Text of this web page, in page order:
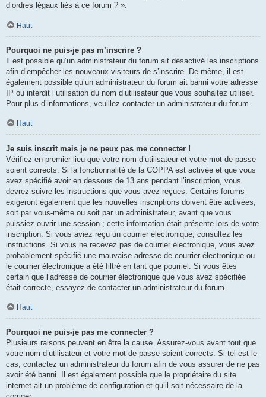
d’ordres légaux liés à ce forum ? ».
Haut
Pourquoi ne puis-je pas m’inscrire ?
Il est possible qu’un administrateur du forum ait désactivé les inscriptions
afin d’empêcher les nouveaux visiteurs de s’inscrire. De même, il est
également possible qu’un administrateur du forum ait banni votre adresse
IP ou interdit l’utilisation du nom d’utilisateur que vous souhaitez utiliser.
Pour plus d’informations, veuillez contacter un administrateur du forum.
Haut
Je suis inscrit mais je ne peux pas me connecter !
Vérifiez en premier lieu que votre nom d’utilisateur et votre mot de passe
soient corrects. Si la fonctionnalité de la COPPA est activée et que vous
avez spécifié avoir en dessous de 13 ans pendant l’inscription, vous
devrez suivre les instructions que vous avez reçues. Certains forums
exigeront également que les nouvelles inscriptions doivent être activées,
soit par vous-même ou soit par un administrateur, avant que vous
puissiez ouvrir une session ; cette information était présente lors de votre
inscription. Si vous aviez reçu un courrier électronique, consultez les
instructions. Si vous ne recevez pas de courrier électronique, vous avez
probablement spécifié une mauvaise adresse de courrier électronique ou
le courrier électronique a été filtré en tant que pourriel. Si vous êtes
certain que l’adresse de courrier électronique que vous avez spécifiée
était correcte, essayez de contacter un administrateur du forum.
Haut
Pourquoi ne puis-je pas me connecter ?
Plusieurs raisons peuvent en être la cause. Assurez-vous avant tout que
votre nom d’utilisateur et votre mot de passe soient corrects. Si tel est le
cas, contactez un administrateur du forum afin de vous assurer de ne pas
avoir été banni. Il est également possible que le propriétaire du site
internet ait un problème de configuration et qu’il soit nécessaire de la